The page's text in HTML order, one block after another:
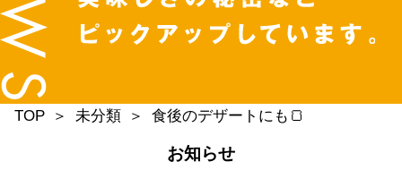
TOP 未分類 食後のデザートにも🍞
お知らせ